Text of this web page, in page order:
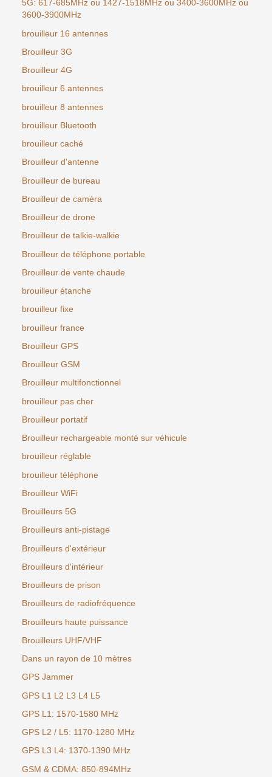
5G: 617-685MHz ou 1427-1518MHz ou 3400-3600MHz ou
3600-3900MHz
brouilleur 16 antennes
Brouilleur 3G
Brouilleur 4G
brouilleur 6 antennes
brouilleur 8 antennes
brouilleur Bluetooth
brouilleur caché
Brouilleur d'antenne
Brouilleur de bureau
Brouilleur de caméra
Brouilleur de drone
Brouilleur de talkie-walkie
Brouilleur de téléphone portable
Brouilleur de vente chaude
brouilleur étanche
brouilleur fixe
brouilleur france
Brouilleur GPS
Brouilleur GSM
Brouilleur multifonctionnel
brouilleur pas cher
Brouilleur portatif
Brouilleur rechargeable monté sur véhicule
brouilleur réglable
brouilleur téléphone
Brouilleur WiFi
Brouilleurs 5G
Brouilleurs anti-pistage
Brouilleurs d'extérieur
Brouilleurs d'intérieur
Brouilleurs de prison
Brouilleurs de radiofréquence
Brouilleurs haute puissance
Brouilleurs UHF/VHF
Dans un rayon de 10 mètres
GPS Jammer
GPS L1 L2 L3 L4 L5
GPS L1: 1570-1580 MHz
GPS L2 / L5: 1170-1280 MHz
GPS L3 L4: 1370-1390 MHz
GSM & CDMA: 850-894MHz